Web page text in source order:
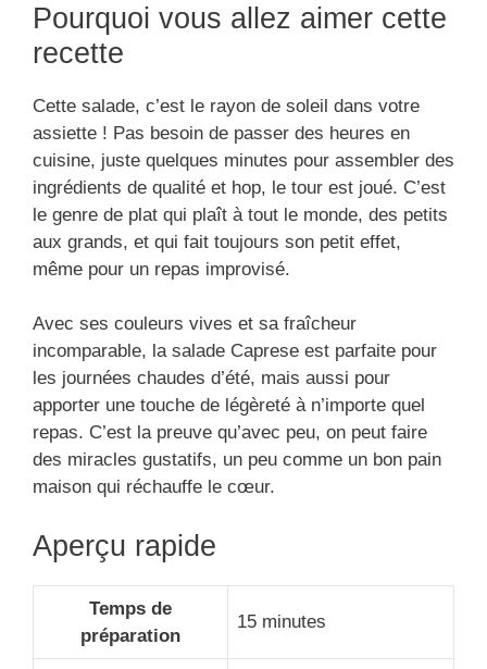
Pourquoi vous allez aimer cette
recette
Cette salade, c’est le rayon de soleil dans votre
assiette ! Pas besoin de passer des heures en
cuisine, juste quelques minutes pour assembler des
ingrédients de qualité et hop, le tour est joué. C’est
le genre de plat qui plaît à tout le monde, des petits
aux grands, et qui fait toujours son petit effet,
même pour un repas improvisé.
Avec ses couleurs vives et sa fraîcheur
incomparable, la salade Caprese est parfaite pour
les journées chaudes d’été, mais aussi pour
apporter une touche de légèreté à n’importe quel
repas. C’est la preuve qu’avec peu, on peut faire
des miracles gustatifs, un peu comme un bon pain
maison qui réchauffe le cœur.
Aperçu rapide
Temps de
préparation
15 minutes